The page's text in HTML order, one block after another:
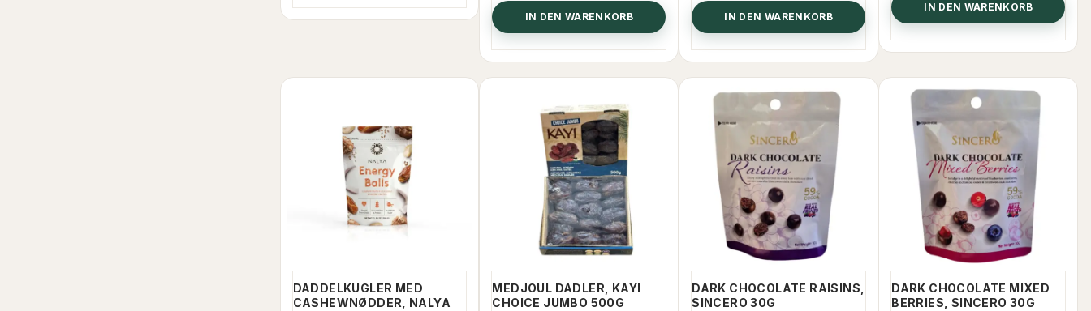
IN DEN WARENKORB IN DEN WARENKORB
IN DEN WARENKORB
DADDELKUGLER MED
CASHEWNØDDER, NALYA
MEDJOUL DADLER, KAYI
CHOICE JUMBO 500G
DARK CHOCOLATE RAISINS,
SINCERO 30G
DARK CHOCOLATE MIXED
BERRIES, SINCERO 30G